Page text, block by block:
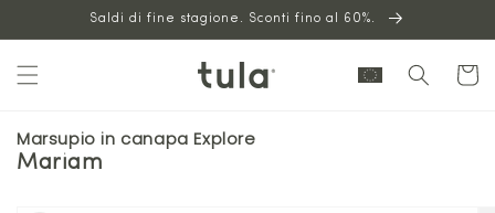
contenuto
Saldi di fine stagione. Sconti fino al 60%.
Carrello
Marsupio in canapa Explore
Mariam